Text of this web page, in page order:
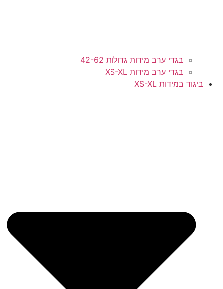
בגדי ערב מידות גדולות 42-62
בגדי ערב מידות XS-XL
ביגוד במידות XS-XL